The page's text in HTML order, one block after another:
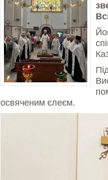
освяченим єлеєм.